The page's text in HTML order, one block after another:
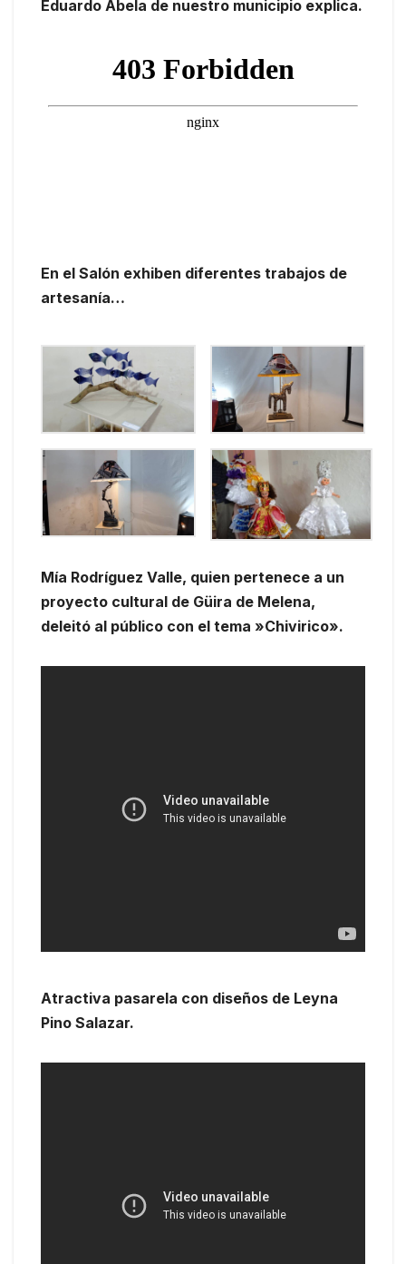
Eduardo Abela de nuestro municipio explica.
En el Salón exhiben diferentes trabajos de
artesanía…
Mía Rodríguez Valle, quien pertenece a un
proyecto cultural de Güira de Melena,
deleitó al público con el tema »Chivirico».
Atractiva pasarela con diseños de Leyna
Pino Salazar.